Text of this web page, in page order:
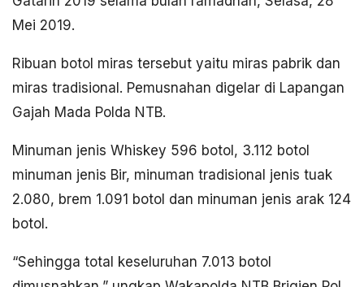
Mei 2019.
Ribuan botol miras tersebut yaitu miras pabrik dan
miras tradisional. Pemusnahan digelar di Lapangan
Gajah Mada Polda NTB.
Minuman jenis Whiskey 596 botol, 3.112 botol
minuman jenis Bir, minuman tradisional jenis tuak
2.080, brem 1.091 botol dan minuman jenis arak 124
botol.
“Sehingga total keseluruhan 7.013 botol